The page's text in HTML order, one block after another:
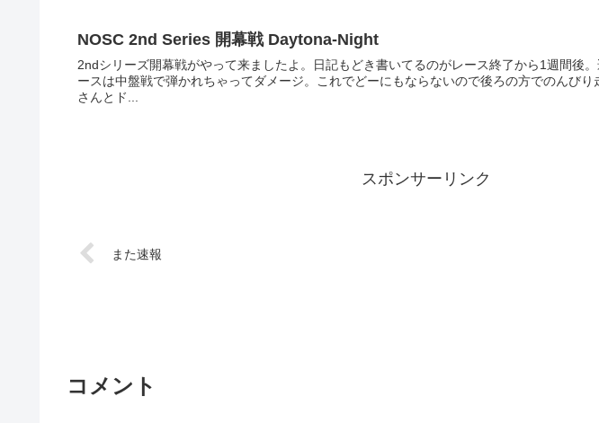
NOSC 2nd Series 開幕戦 Daytona-Night
2ndシリーズ開幕戦がやって来ましたよ。日記もどき書いてるのがレース終了から1週間後。
ースは中盤戦で弾かれちゃってダメージ。これでどーにもならないので後ろの方でのんび
さんとド...
スポンサーリンク
また速報
コメント